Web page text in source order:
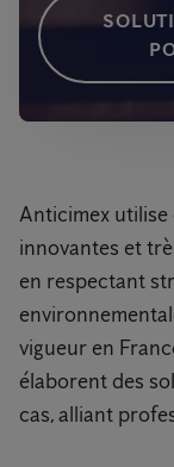
Anticimex utilise
innovantes et
en respectant
vigueur en
élaborent des
cas, alliant